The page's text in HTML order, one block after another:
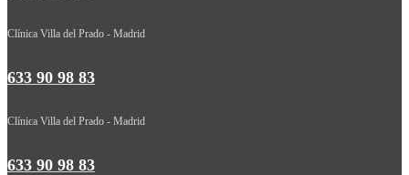
Clínica Villa del Prado - Madrid
633 90 98 83
Clínica Villa del Prado - Madrid
633 90 98 83